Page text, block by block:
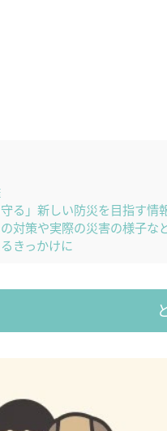
る」新しい防災を目指す情
対策や実際の災害の様子
きっかけに